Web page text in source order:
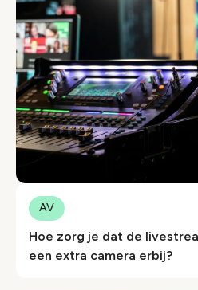
Hoe zorg je dat de
een extra camera erbij?
AV